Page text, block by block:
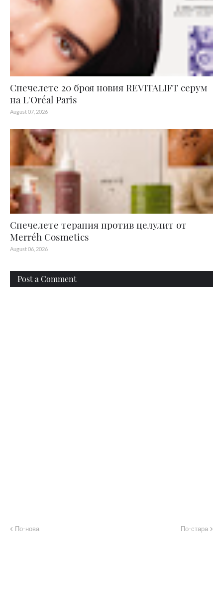
Спечелете 20 броя новия REVITALIFT серум
на L'Oréal Paris
August 07, 2026
Спечелете терапия против целулит от
Merréh Cosmetics
August 06, 2026
Post a Comment
По-нова По-стара